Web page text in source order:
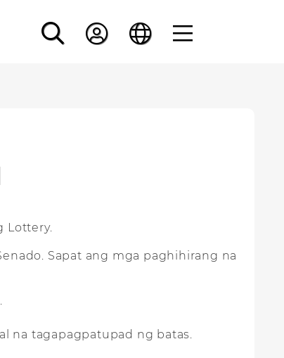
Lottery.
Sapat ang mga paghihirang na
na tagapagpatupad ng batas.